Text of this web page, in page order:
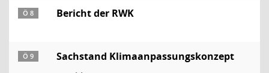
Ö 8 Bericht der RWK
Ö 9 Sachstand Klimaanpassungskonzept